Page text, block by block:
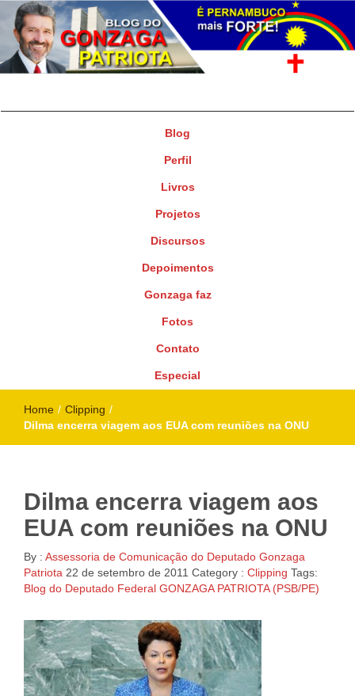
Blog
Perfil
Livros
Projetos
Discursos
Depoimentos
Gonzaga faz
Fotos
Contato
Especial
Home / Clipping /
Dilma encerra viagem aos EUA com reuniões na ONU
Dilma encerra viagem aos
EUA com reuniões na ONU
By : Assessoria de Comunicação do Deputado Gonzaga
Patriota 22 de setembro de 2011 Category : Clipping Tags:
Blog do Deputado Federal GONZAGA PATRIOTA (PSB/PE)